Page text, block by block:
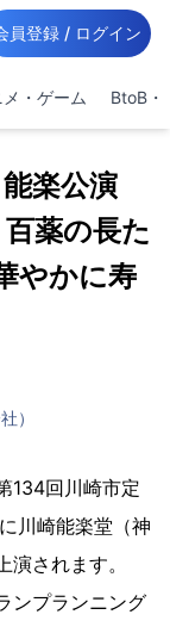
員登録 / ログイン
メ・ゲーム BtoB・
能楽公演
薬の長た
やかに寿
）
134回川崎市定
川崎能楽堂（神
されます。
ンプランニング